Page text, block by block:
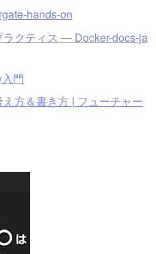
hands-on
クティス — Docker-docs-ja
門
方＆書き方 | フューチャー